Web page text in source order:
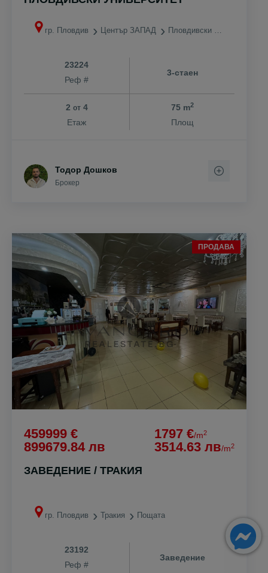
гр. Пловдив Център ЗАПАД Пловдивски университет
23224
Реф #
3-стаен
2 от4
Етаж
75 m2
Площ
Тодор Дошков
Брокер
ПРОДАВА
459999 €
899679.84 лв
1797 €/m2
3514.63 лв/m2
ЗАВЕДЕНИЕ / ТРАКИЯ
гр. Пловдив Тракия Пощата
23192
Реф #
Заведение